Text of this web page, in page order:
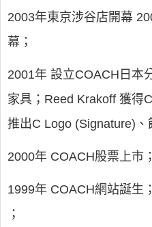
2003年東京涉谷店開幕
幕；
2001年 設立COACH日本
家具；Reed Krakoff 獲得
推出C Logo (Signature)、
2000年 COACH股票上市；
1999年 COACH網站誕生
；